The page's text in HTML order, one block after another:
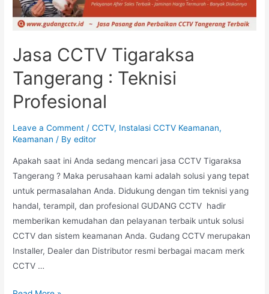
Jasa CCTV Tigaraksa
Tangerang : Teknisi
Profesional
Leave a Comment /CCTV, Instalasi CCTV Keamanan,
Keamanan / Byeditor
Apakah saat ini Anda sedang mencari jasa CCTV Tigaraksa
Tangerang ? Maka perusahaan kami adalah solusi yang tepat
untuk permasalahan Anda. Didukung dengan tim teknisi yang
handal, terampil, dan profesional GUDANG CCTV hadir
memberikan kemudahan dan pelayanan terbaik untuk solusi
CCTV dan sistem keamanan Anda. Gudang CCTV merupakan
Installer, Dealer dan Distributor resmi berbagai macam merk
CCTV …